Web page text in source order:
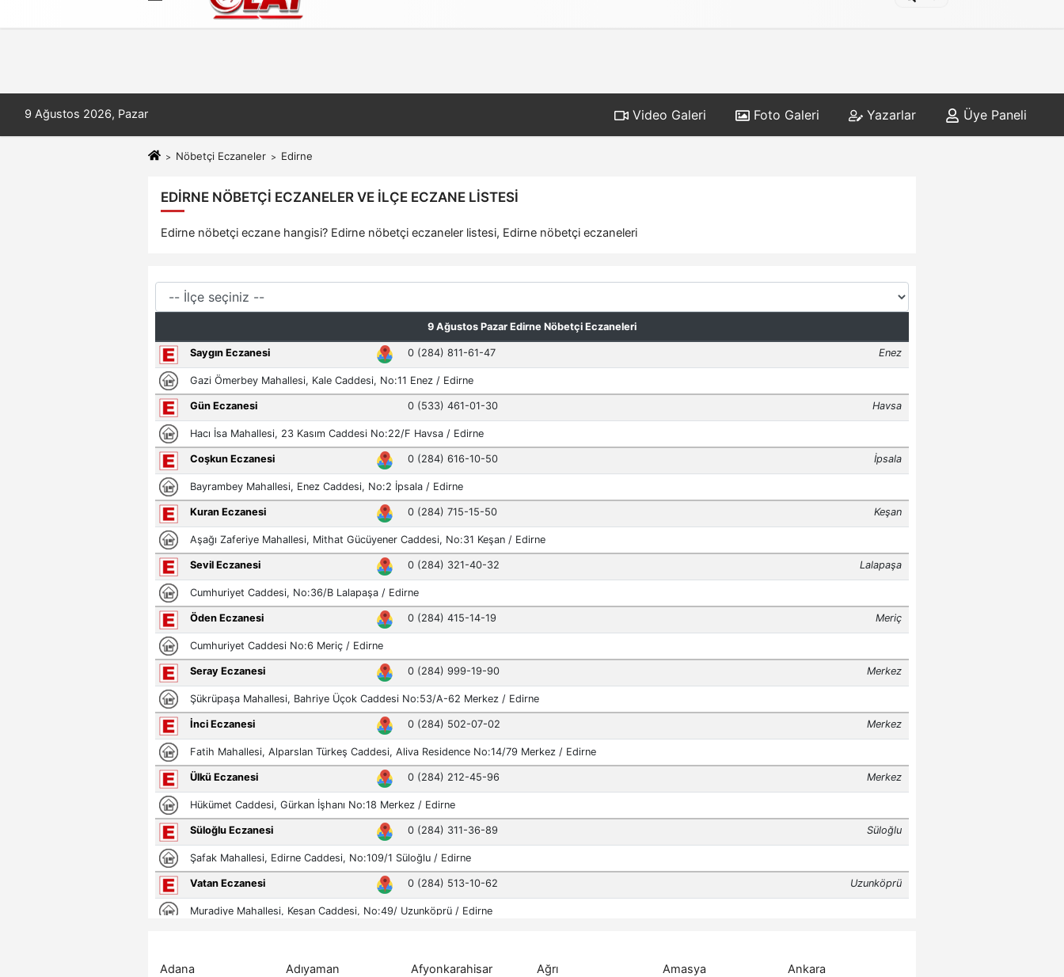
İletişim Çerez Politikası
9 Ağustos 2026, Pazar Video Galeri Foto Galeri Yazarlar Üye Paneli
Nöbetçi Eczaneler Edirne
EDIRNE NÖBETÇI ECZANELER VE İLÇE ECZANE LISTESI
Edirne nöbetçi eczane hangisi? Edirne nöbetçi eczaneler listesi, Edirne nöbetçi eczaneleri
Adana Adıyaman Afyonkarahisar Ağrı Amasya
Ankara